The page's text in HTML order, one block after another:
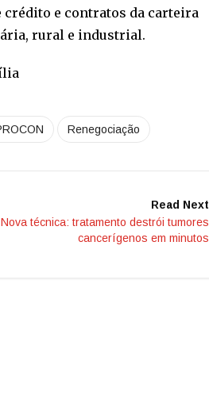
crédito e contratos da carteira
rural e industrial.
Renegociação
Read Next
Nova técnica: tratamento destrói tumores
cancerígenos em minutos